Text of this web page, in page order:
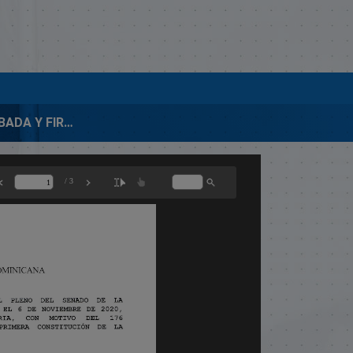
00093-APROBADA Y FIRMADA-RES. CELEBRACION SESION EN SAN CRISTOBAL